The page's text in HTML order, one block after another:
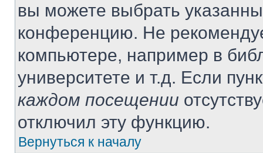
вы можете выбрать
конференцию. Не
компьютере, например в
университете и т.д. Если
каждом посещении
отключил эту функцию.
Вернуться к началу